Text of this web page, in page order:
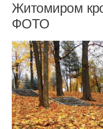
Житомиром
ФОТО